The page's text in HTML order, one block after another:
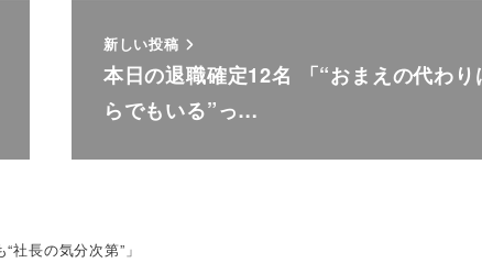
新しい投稿
本日の退職確定12名 「“おまえの代わり
らでもいる”っ…
社長の気分次第”」